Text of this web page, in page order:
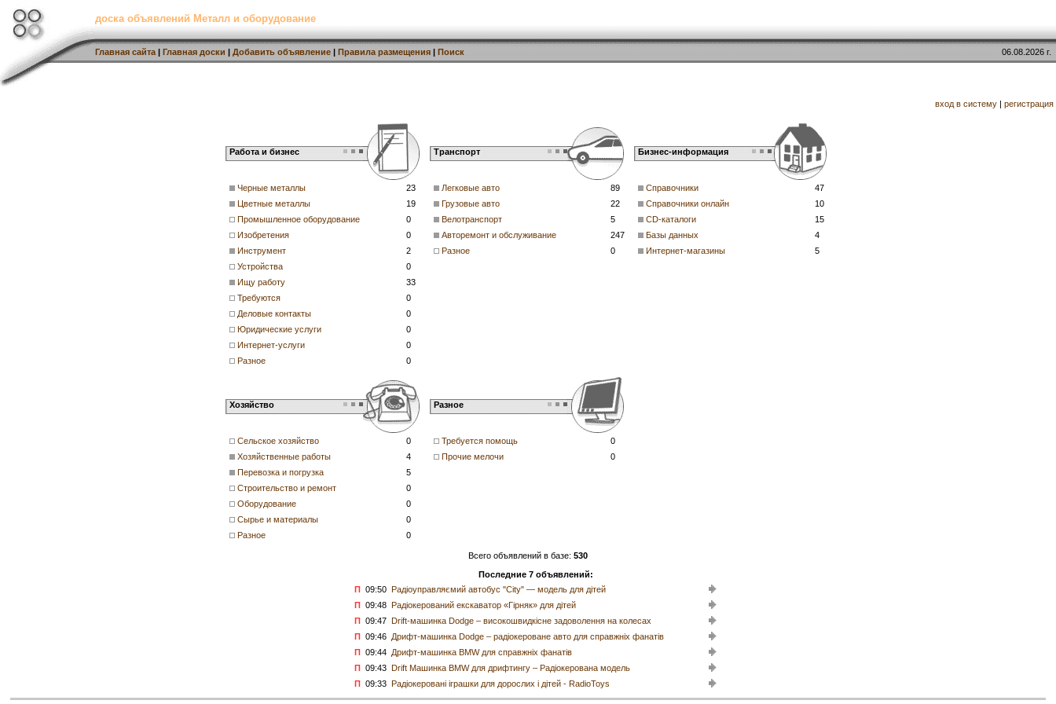
доска объявлений Металл и оборудование
Главная сайта | Главная доски | Добавить объявление | Правила размещения | Поиск 06.08.2026 г.
вход в систему | регистрация
Работа и бизнес
Черные металлы
23
Цветные металлы
19
Промышленное оборудование
0
Изобретения
0
Инструмент
2
Устройства
0
Ищу работу
33
Требуются
0
Деловые контакты
0
Юридические услуги
0
Интернет-услуги
0
Разное
0
Транспорт
Легковые авто
89
Грузовые авто
22
Велотранспорт
5
Авторемонт и обслуживание
247
Разное
0
Бизнес-информация
Справочники
47
Справочники онлайн
10
CD-каталоги
15
Базы данных
4
Интернет-магазины
5
Хозяйство
Сельское хозяйство
0
Хозяйственные работы
4
Перевозка и погрузка
5
Строительство и ремонт
0
Оборудование
0
Сырье и материалы
0
Разное
0
Разное
Требуется помощь
0
Прочие мелочи
0
Всего объявлений в базе: 530
Последние 7 объявлений:
П 09:50 Радіоуправляємий автобус "City" — модель для дітей
П 09:48 Радіокерований екскаватор «Гірняк» для дітей
П 09:47 Drift-машинка Dodge – високошвидкісне задоволення на колесах
П 09:46 Дрифт-машинка Dodge – радіокероване авто для справжніх фанатів
П 09:44 Дрифт-машинка BMW для справжніх фанатів
П 09:43 Drift Машинка BMW для дрифтингу – Радіокерована модель
П 09:33 Радіокеровані іграшки для дорослих і дітей - RadioToys